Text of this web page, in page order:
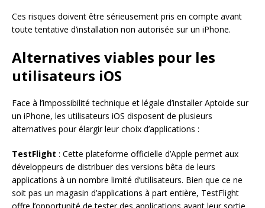
Ces risques doivent être sérieusement pris en compte avant
toute tentative d’installation non autorisée sur un iPhone.
Alternatives viables pour les
utilisateurs iOS
Face à l’impossibilité technique et légale d’installer Aptoide sur
un iPhone, les utilisateurs iOS disposent de plusieurs
alternatives pour élargir leur choix d’applications :
TestFlight : Cette plateforme officielle d’Apple permet aux
développeurs de distribuer des versions bêta de leurs
applications à un nombre limité d’utilisateurs. Bien que ce ne
soit pas un magasin d’applications à part entière, TestFlight